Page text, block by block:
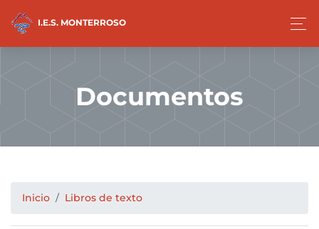
I.E.S. MONTERROSO
Documentos
Inicio Libros de texto